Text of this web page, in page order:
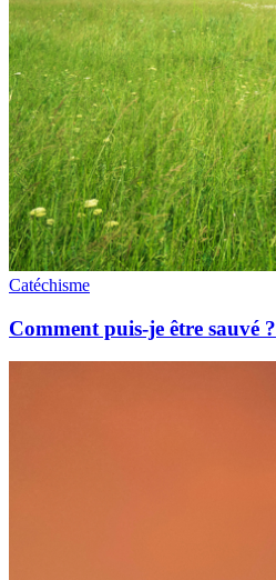
Catéchisme
Comment puis-je être sauvé ?